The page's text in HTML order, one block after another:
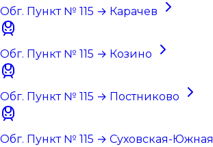
Обг. Пункт № 115 → Карачев
Обг. Пункт № 115 → Козино
Обг. Пункт № 115 → Постниково
Обг. Пункт № 115 → Суховская-Южная